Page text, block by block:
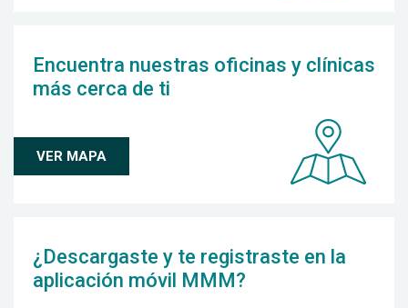
Encuentra nuestras oficinas y clínicas
más cerca de ti
VER MAPA
¿Descargaste y te registraste en la
aplicación móvil MMM?